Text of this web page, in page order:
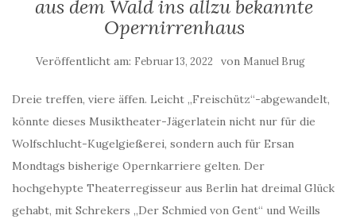
aus dem Wald ins allzu bekannte
Opernirrenhaus
Veröffentlicht am: Februar 13, 2022 von Manuel Brug
Dreie treffen, viere äffen. Leicht „Freischütz“-abgewandelt,
könnte dieses Musiktheater-Jägerlatein nicht nur für die
Wolfschlucht-Kugelgießerei, sondern auch für Ersan
Mondtags bisherige Opernkarriere gelten. Der
hochgehypte Theaterregisseur aus Berlin hat dreimal Glück
gehabt, mit Schrekers „Der Schmied von Gent“ und Weills